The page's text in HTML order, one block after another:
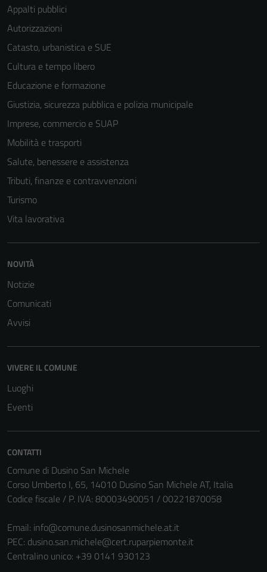
Appalti pubblici
Autorizzazioni
Catasto, urbanistica e SUE
Cultura e tempo libero
Educazione e formazione
Giustizia, sicurezza pubblica e polizia municipale
Imprese, commercio e SUAP
Mobilità e trasporti
Salute, benessere e assistenza
Tributi, finanze e contravvenzioni
Turismo
Vita lavorativa
NOVITÀ
Notizie
Comunicati
Avvisi
VIVERE IL COMUNE
Luoghi
Eventi
CONTATTI
Comune di Dusino San Michele
Corso Umberto I, 65, 14010 Dusino San Michele AT, Italia
Codice fiscale / P. IVA: 80003490051 / 00221870058
Email: info@comune.dusinosanmichele.at.it
PEC: dusino.san.michele@cert.ruparpiemonte.it
Centralino unico: +39 0141 930123